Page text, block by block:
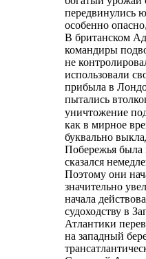
передвинулись
особенно
В британском
командиры
не
использовали
прибыла в
пытались
уничтожение
как в мирное
буквально
Побережья была
сказался
Поэтому они
значительно
начала
судоходству в
Атлантики
на западный